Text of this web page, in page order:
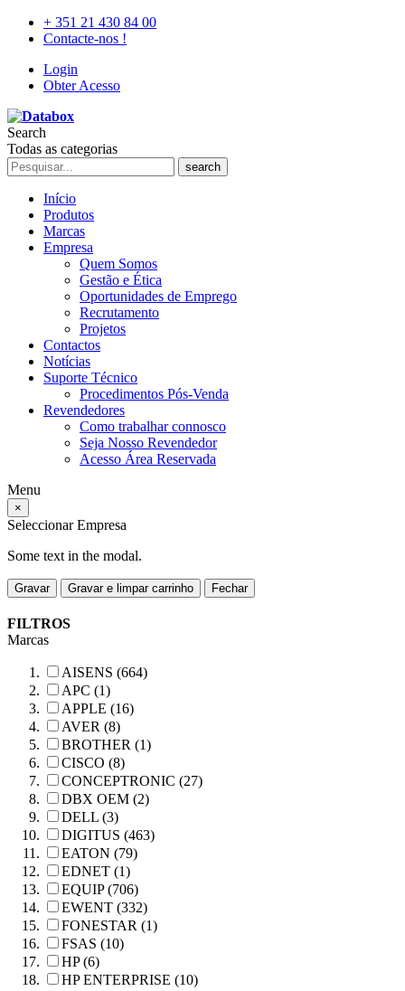
+ 351 21 430 84 00
Contacte-nos !
Login
Obter Acesso
Search
Todas as categorias
search
Início
Produtos
Marcas
Empresa
Quem Somos
Gestão e Ética
Oportunidades de Emprego
Recrutamento
Projetos
Contactos
Notícias
Suporte Técnico
Procedimentos Pós-Venda
Revendedores
Como trabalhar connosco
Seja Nosso Revendedor
Acesso Área Reservada
Menu
×
Seleccionar Empresa
Some text in the modal.
Gravar Gravar e limpar carrinho Fechar
FILTROS
Marcas
AISENS (664)
APC (1)
APPLE (16)
AVER (8)
BROTHER (1)
CISCO (8)
CONCEPTRONIC (27)
DBX OEM (2)
DELL (3)
DIGITUS (463)
EATON (79)
EDNET (1)
EQUIP (706)
EWENT (332)
FONESTAR (1)
FSAS (10)
HP (6)
HP ENTERPRISE (10)